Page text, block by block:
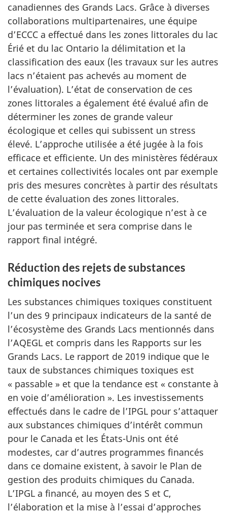
canadiennes des Grands Lacs. Grâce à diverses
collaborations multipartenaires, une équipe
d’ECCC a effectué dans les zones littorales du lac
Érié et du lac Ontario la délimitation et la
classification des eaux (les travaux sur les autres
lacs n’étaient pas achevés au moment de
l’évaluation). L’état de conservation de ces
zones littorales a également été évalué afin de
déterminer les zones de grande valeur
écologique et celles qui subissent un stress
élevé. L’approche utilisée a été jugée à la fois
efficace et efficiente. Un des ministères fédéraux
et certaines collectivités locales ont par exemple
pris des mesures concrètes à partir des résultats
de cette évaluation des zones littorales.
L’évaluation de la valeur écologique n’est à ce
jour pas terminée et sera comprise dans le
rapport final intégré.
Réduction des rejets de substances
chimiques nocives
Les substances chimiques toxiques constituent
l’un des 9 principaux indicateurs de la santé de
l’écosystème des Grands Lacs mentionnés dans
l’AQEGL et compris dans les Rapports sur les
Grands Lacs. Le rapport de 2019 indique que le
taux de substances chimiques toxiques est
« passable » et que la tendance est « constante à
en voie d’amélioration ». Les investissements
effectués dans le cadre de l’IPGL pour s’attaquer
aux substances chimiques d’intérêt commun
pour le Canada et les États-Unis ont été
modestes, car d’autres programmes financés
dans ce domaine existent, à savoir le Plan de
gestion des produits chimiques du Canada.
L’IPGL a financé, au moyen des S et C,
l’élaboration et la mise à l’essai d’approches